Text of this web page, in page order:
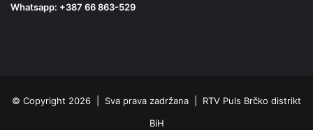
Whatsapp: +387 66 863-529
© Copyright 2026 | Sva prava zadržana | RTV Puls Brčko distrikt
BiH